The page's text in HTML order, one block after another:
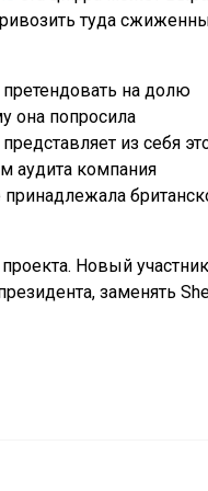
туда
на долю
она попросила
из себя
аудита компания
Новый участник
заменять